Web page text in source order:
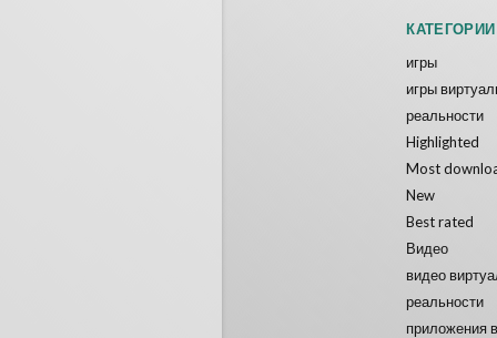
КАТЕГОРИИ
игры
игры
реальности
Highlighted
Most
New
Best rated
Видео
видео
реальности
приложения